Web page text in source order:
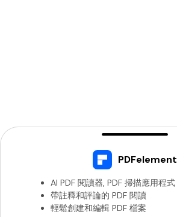
PDFelement
AI PDF 閱讀器, PDF 掃描應用程式
帶註釋和評論的 PDF 閱讀
輕鬆創建和編輯 PDF 檔案